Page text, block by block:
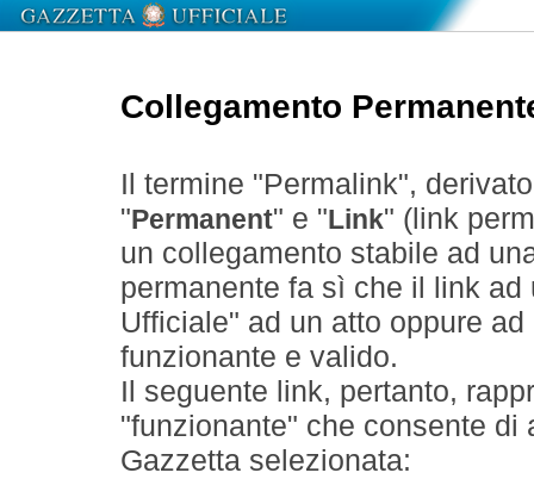
Collegamento
Il termine "Permalink",
" Permanent" e " Link" (link
un collegamento stabile ad
permanente fa sì che il link
Ufficiale" ad un atto oppure
funzionante e valido.
Il seguente link, pertanto,
"funzionante" che consente
Gazzetta selezionata: